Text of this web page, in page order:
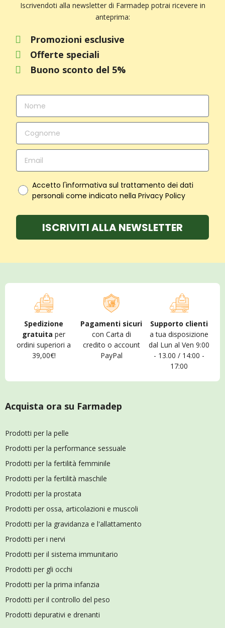
Iscrivendoti alla newsletter di Farmadep potrai ricevere in
anteprima:
Promozioni esclusive
Offerte speciali
Buono sconto del 5%
Accetto l'informativa sul trattamento dei dati
personali come indicato nella Privacy Policy
ISCRIVITI ALLA NEWSLETTER
Spedizione
gratuita per
ordini superiori a
39,00€!
Pagamenti sicuri
con Carta di
credito o account
PayPal
Supporto clienti
a tua disposizione
dal Lun al Ven 9:00
- 13.00 / 14:00 -
17:00
Acquista ora su Farmadep
Prodotti per la pelle
Prodotti per la performance sessuale
Prodotti per la fertilità femminile
Prodotti per la fertilità maschile
Prodotti per la prostata
Prodotti per ossa, articolazioni e muscoli
Prodotti per la gravidanza e l'allattamento
Prodotti per i nervi
Prodotti per il sistema immunitario
Prodotti per gli occhi
Prodotti per la prima infanzia
Prodotti per il controllo del peso
Prodotti depurativi e drenanti